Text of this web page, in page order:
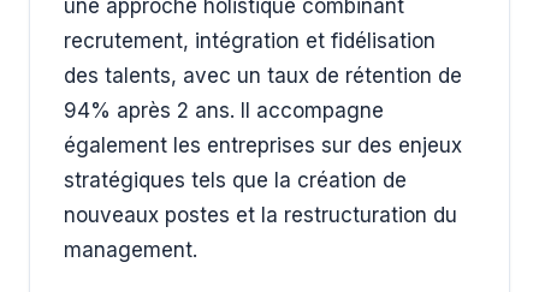
une approche holistique combinant
recrutement, intégration et fidélisation
des talents, avec un taux de rétention de
94% après 2 ans. Il accompagne
également les entreprises sur des enjeux
stratégiques tels que la création de
nouveaux postes et la restructuration du
management.